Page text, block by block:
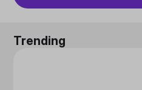
Trending